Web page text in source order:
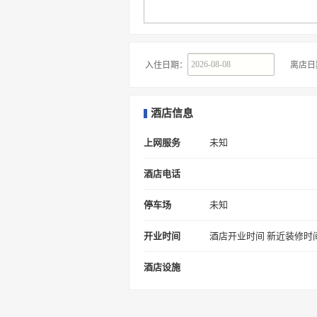
入住日期： 离店
酒店信息
上网服务 未知
酒店电话
停车场 未知
开业时间 酒店开业时间 新近装修时
酒店设施